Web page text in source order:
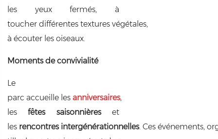
les yeux fermés, à
toucher différentes textures végétales,
à écouter les oiseaux.
Moments de convivialité
Le
parc accueille les anniversaires,
lesfêtes saisonnièreset
les rencontres intergénérationnelles. Ces événements,